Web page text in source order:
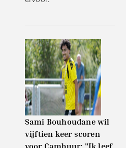
Sami Bouhoudane wil
vijftien keer scoren